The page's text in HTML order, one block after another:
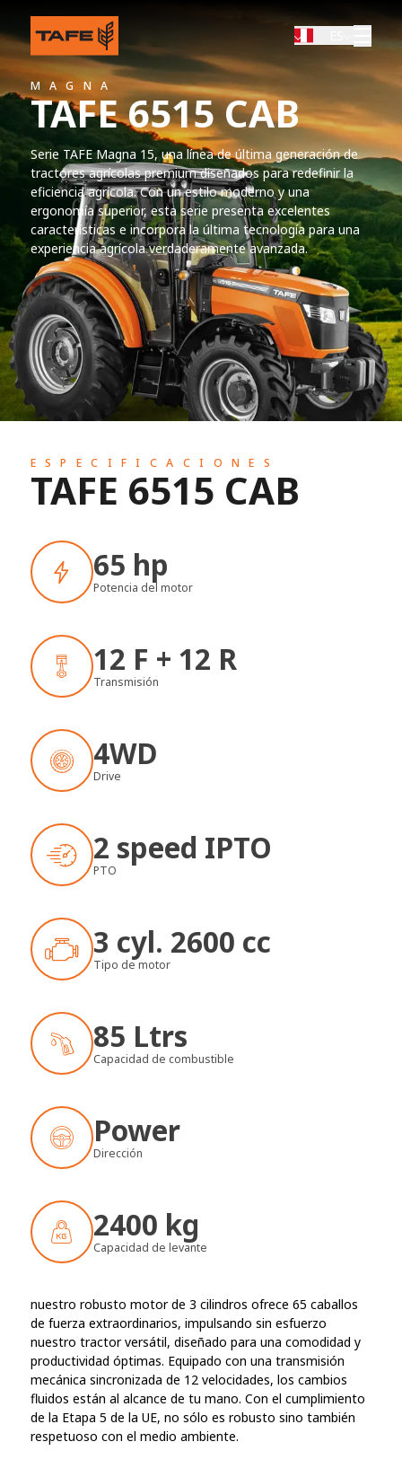
MAGNA
TAFE 6515 CAB
Serie TAFE Magna 15, una línea de última generación de
tractores agrícolas premium diseñados para redefinir la
eficiencia agrícola. Con un estilo moderno y una
ergonomía superior, esta serie presenta excelentes
características e incorpora la última tecnología para una
experiencia agrícola verdaderamente avanzada.
ESPECIFICACIONES
TAFE 6515 CAB
65 hp
Potencia del motor
12 F + 12 R
Transmisión
4WD
Drive
2 speed IPTO
PTO
3 cyl. 2600 cc
Tipo de motor
85 Ltrs
Capacidad de combustible
Power
Dirección
2400 kg
Capacidad de levante
nuestro robusto motor de 3 cilindros ofrece 65 caballos
de fuerza extraordinarios, impulsando sin esfuerzo
nuestro tractor versátil, diseñado para una comodidad y
productividad óptimas. Equipado con una transmisión
mecánica sincronizada de 12 velocidades, los cambios
fluidos están al alcance de tu mano. Con el cumplimiento
de la Etapa 5 de la UE, no sólo es robusto sino también
respetuoso con el medio ambiente.